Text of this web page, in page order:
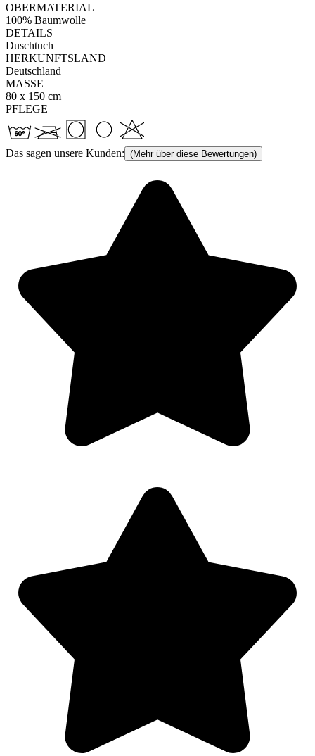
OBERMATERIAL
100% Baumwolle
DETAILS
Duschtuch
HERKUNFTSLAND
Deutschland
MASSE
80 x 150 cm
PFLEGE
Das sagen unsere Kunden: (Mehr über diese Bewertungen)